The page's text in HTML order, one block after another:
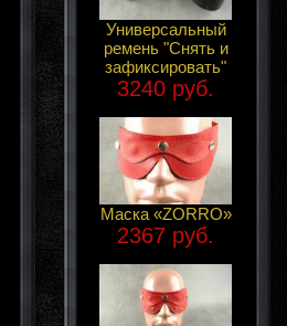
Универсальный
ремень "Снять и
зафиксировать"
3240 руб.
Маска «ZORRO»
2367 руб.